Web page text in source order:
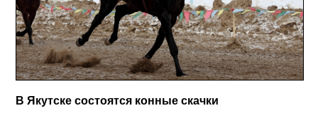
В Якутске состоятся конные скачки